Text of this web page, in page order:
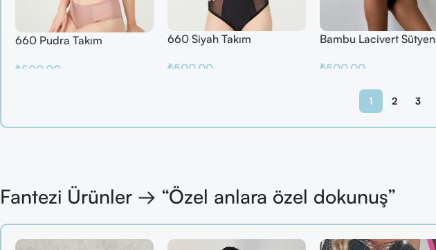
660 Pudra Takım
₺500.00
660 Siyah Takım
₺500.00
Bambu Lacivert Sütyen
₺500.00
Sepete Ekle
1 2 3
Fantezi Ürünler → “Özel anlara özel dokunuş”